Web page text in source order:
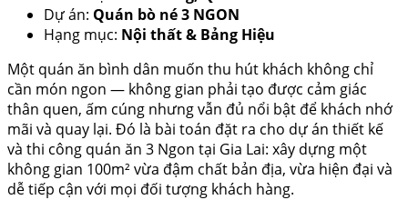
Dự án: Quán bò né 3 NGON
Hạng mục: Nội thất & Bảng Hiệu
Một quán ăn bình dân muốn thu hút khách không chỉ
cần món ngon — không gian phải tạo được cảm giác
thân quen, ấm cúng nhưng vẫn đủ nổi bật để khách nhớ
mãi và quay lại. Đó là bài toán đặt ra cho dự án thiết kế
và thi công quán ăn 3 Ngon tại Gia Lai: xây dựng một
không gian 100m² vừa đậm chất bản địa, vừa hiện đại và
dễ tiếp cận với mọi đối tượng khách hàng.